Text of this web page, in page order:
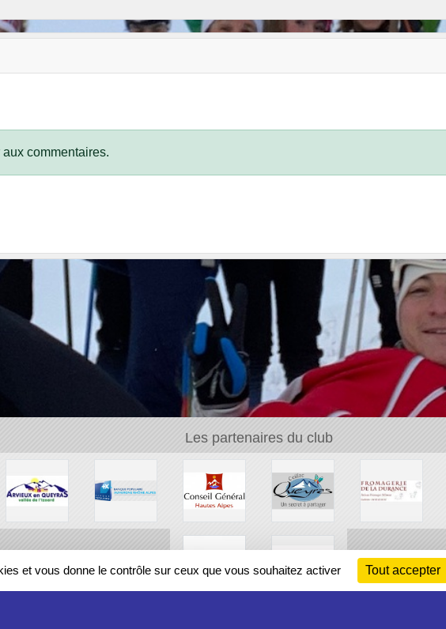
commentaires.
Les partenaires du club
et vous donne le contrôle sur ceux que vous souhaitez activer Tout accepter